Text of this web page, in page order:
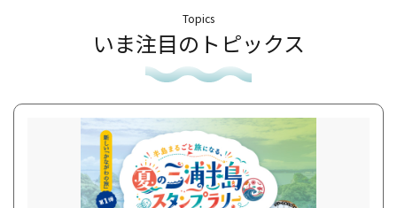
Topics
いま注目のトピックス